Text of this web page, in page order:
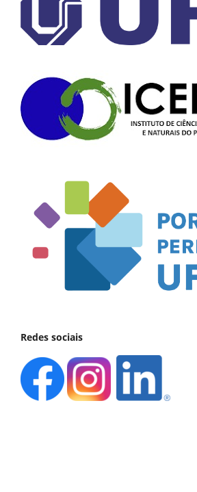
Redes sociais